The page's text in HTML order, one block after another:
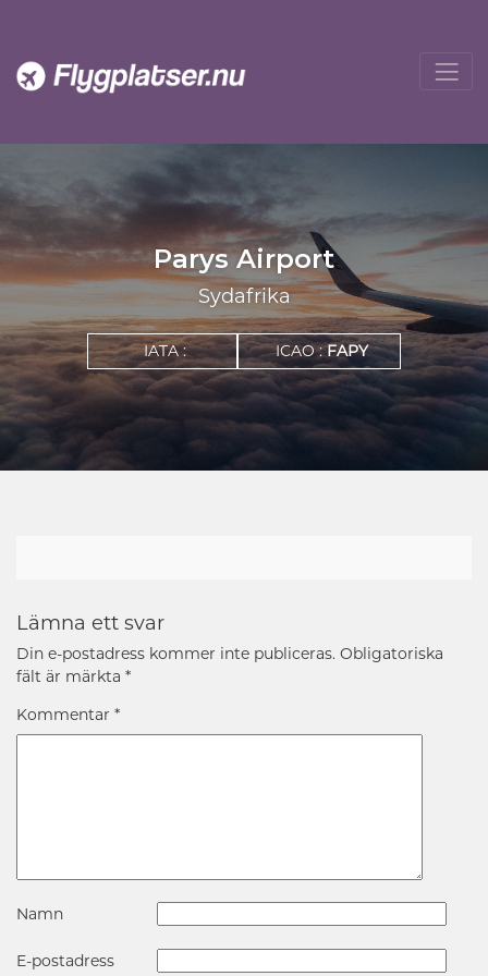
Parys Airport
Sydafrika
IATA : ICAO :FAPY
Lämna ett svar
Din e-postadress kommer inte publiceras. Obligatoriska
fält är märkta *
Kommentar *
Namn
E-postadress